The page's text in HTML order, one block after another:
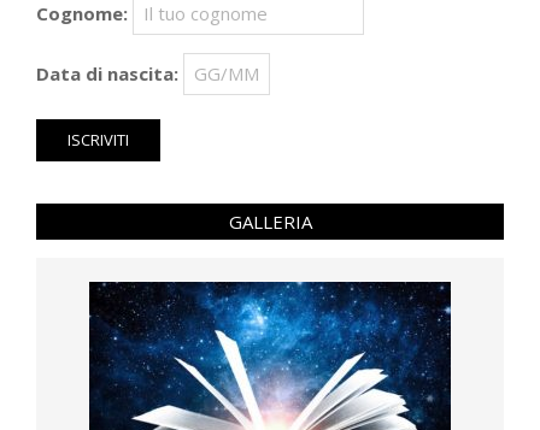
Cognome:
Data di nascita:
GALLERIA